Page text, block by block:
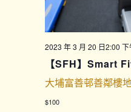
2023 年 3 月 20 日2:00 下
【SFH】Smart
大埔富善邨善鄰樓
$100